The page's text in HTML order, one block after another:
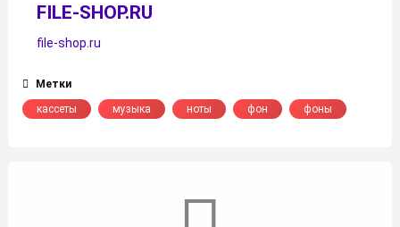
FILE-SHOP.RU
file-shop.ru
Метки
кассеты
музыка ноты фон фоны